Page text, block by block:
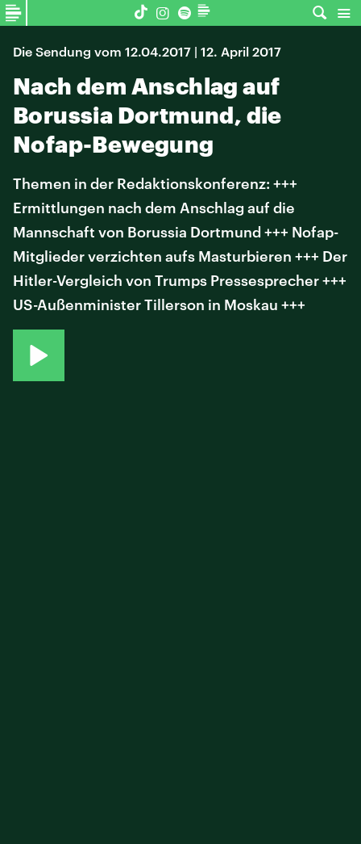
Die Sendung vom 12.04.2017 | 12. April 2017
Nach dem Anschlag auf
Borussia Dortmund, die
Nofap-Bewegung
Themen in der Redaktionskonferenz: +++
Ermittlungen nach dem Anschlag auf die
Mannschaft von Borussia Dortmund +++ Nofap-
Mitglieder verzichten aufs Masturbieren +++ Der
Hitler-Vergleich von Trumps Pressesprecher +++
US-Außenminister Tillerson in Moskau +++